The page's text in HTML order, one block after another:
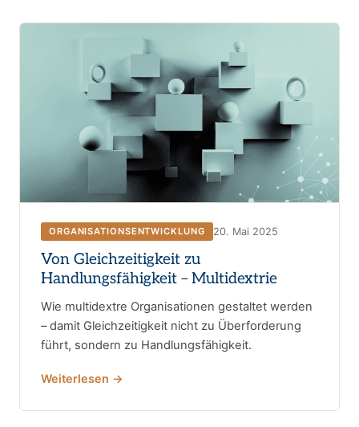
ORGANISATIONSENTWICKLUNG 20. Mai 2025
Von Gleichzeitigkeit zu
Handlungsfähigkeit – Multidextrie
Wie multidextre Organisationen gestaltet werden
– damit Gleichzeitigkeit nicht zu Überforderung
führt, sondern zu Handlungsfähigkeit.
Weiterlesen →